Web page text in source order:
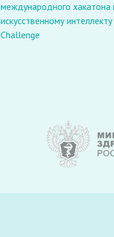
международного хакатона
искусственному
Challenge